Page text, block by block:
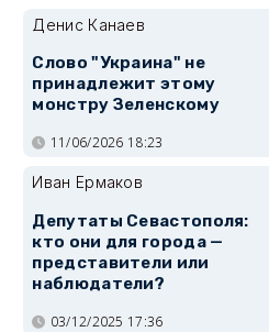
Денис Канаев
Слово "Украина" не
принадлежит этому
монстру Зеленскому
11/06/2026 18:23
Иван Ермаков
Депутаты Севастополя:
кто они для города —
представители или
наблюдатели?
03/12/2025 17:36